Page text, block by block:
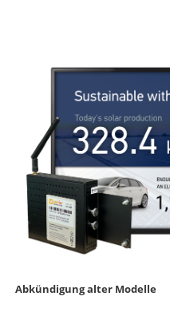
Abkündigung alter Modelle